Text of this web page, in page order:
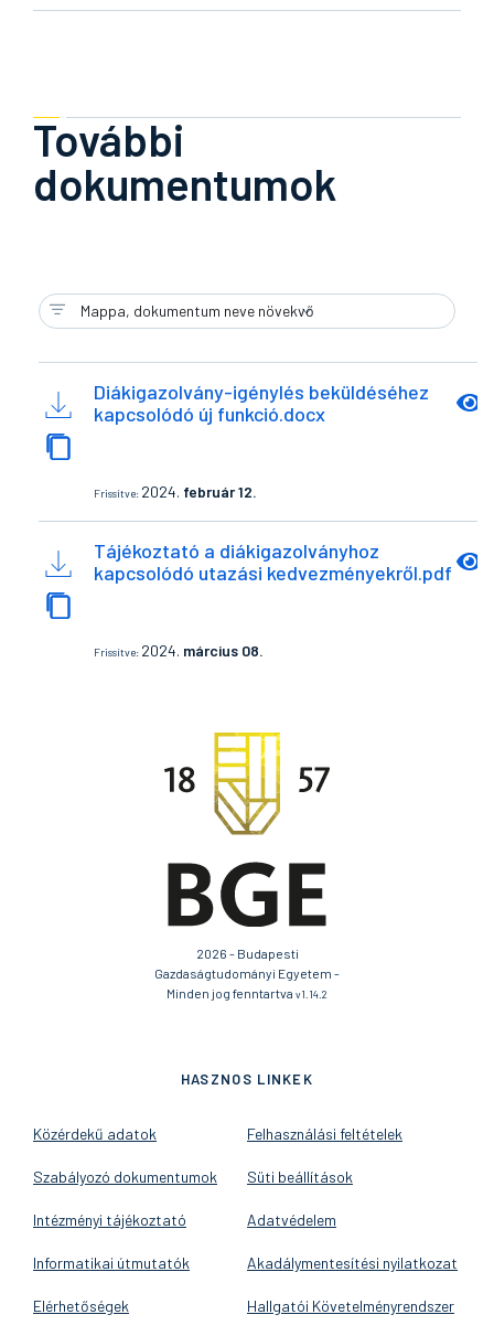
További
dokumentumok
Diákigazolvány-igénylés beküldéséhez
kapcsolódó új funkció.docx
Frissítve: 2024. február 12.
Tájékoztató a diákigazolványhoz
kapcsolódó utazási kedvezményekről.pdf
Frissítve: 2024. március 08.
2026 - Budapesti
Gazdaságtudományi Egyetem -
Minden jog fenntartva v1.14.2
HASZNOS LINKEK
Közérdekű adatok
Szabályozó dokumentumok
Intézményi tájékoztató
Informatikai útmutatók
Elérhetőségek
Felhasználási feltételek
Süti beállítások
Adatvédelem
Akadálymentesítési nyilatkozat
Hallgatói Követelményrendszer